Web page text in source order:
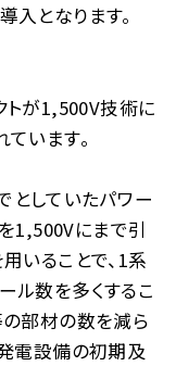
となります。
トが1,500V技術に
います。
していたパワー
1,500Vにまで引
いることで、1系
ル数を多くするこ
の部材の数を減ら
電設備の初期及